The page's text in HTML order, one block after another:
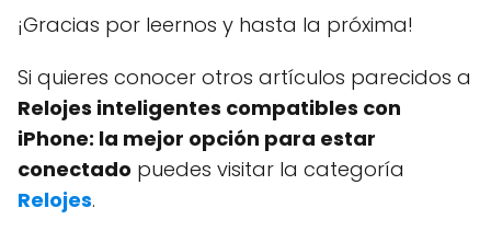
¡Gracias por leernos y hasta la próxima!
Si quieres conocer otros artículos parecidos a
Relojes inteligentes compatibles con
iPhone: la mejor opción para estar
conectado puedes visitar la categoría
Relojes.